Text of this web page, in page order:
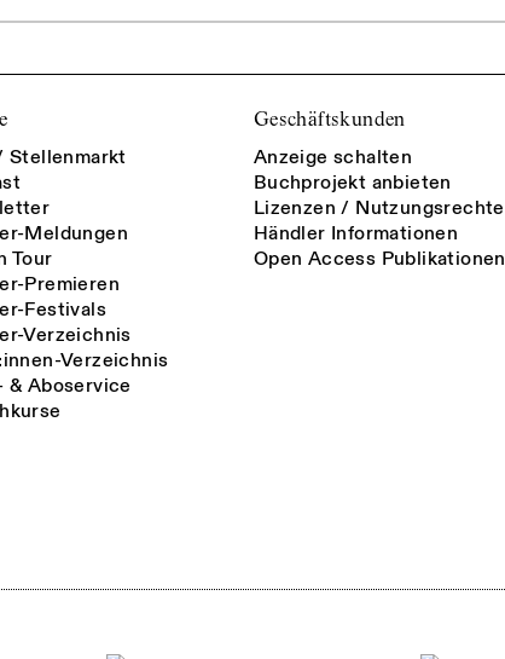
Stellenmarkt
Meldungen
Tour
Premieren
Festivals
Verzeichnis
Verzeichnis
& Aboservice
Geschäftskunden
Anzeige schalten
Buchprojekt anbieten
Lizenzen / Nutzungsrechte
Händler Informationen
Open Access Publikationen